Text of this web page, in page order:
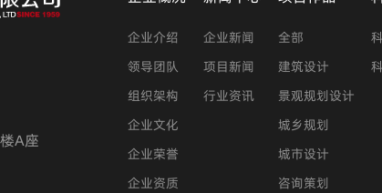
坚持、分享”的核心价值观，秉
增强核心竞争力，为实现“成为中
，提供全过程一体化设计咨询服务的
A座
企业介绍
领导团队
组织架构
企业文化
企业荣誉
企业资质
企业新闻
项目新闻
行业资讯
全部
建筑设计
景观规划设计
城乡规划
城市设计
咨询策划